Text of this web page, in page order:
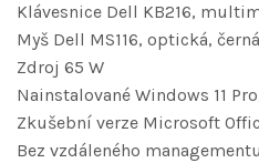
Klávesnice Dell KB216,
Myš Dell MS116, optická, černá
Zdroj 65 W
Nainstalované Windows 11
Zkušební verze Microsoft
Bez vzdáleného managementu